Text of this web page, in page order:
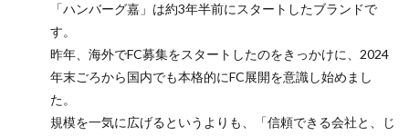
「ハンバーグ嘉」は約3年半前にスタートしたブランドで
す。
昨年、海外でFC募集をスタートしたのをきっかけに、2024
年末ごろから国内でも本格的にFC展開を意識し始めまし
た。
規模を一気に広げるというよりも、「信頼できる会社と、じ